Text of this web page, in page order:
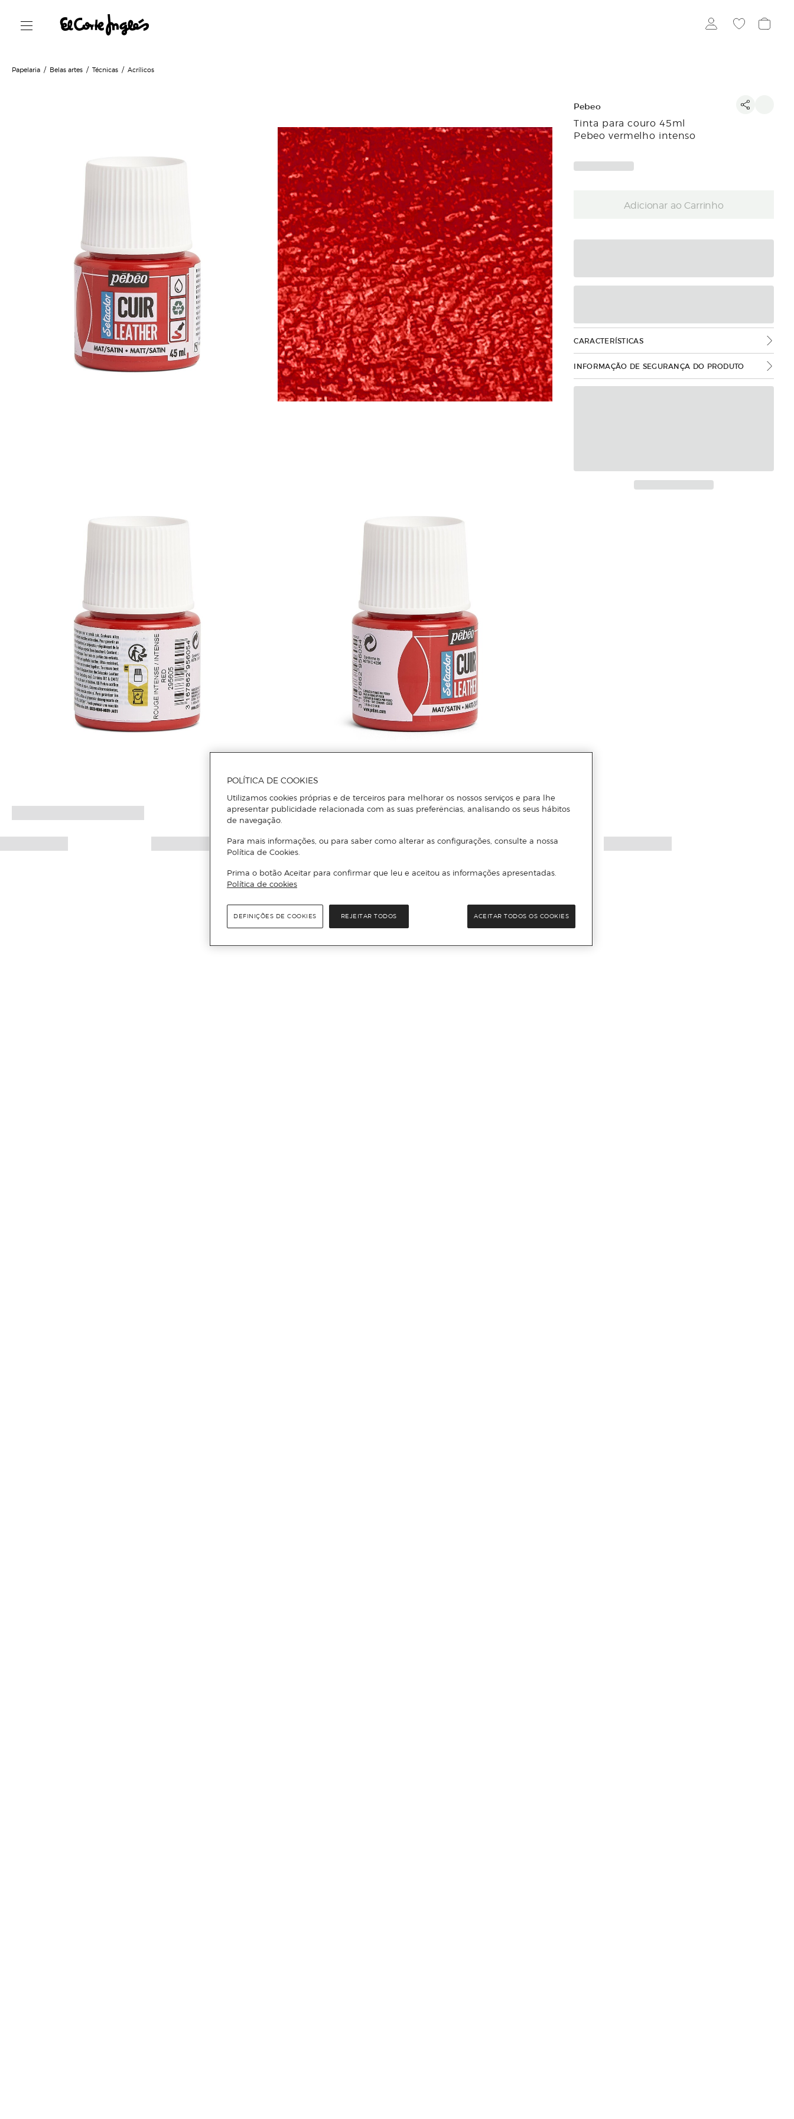
Papelaria Belas artes Técnicas Acrílicos
Pebeo
Tinta para couro 45ml
Pebeo vermelho intenso
Adicionar ao Carrinho
CARACTERÍSTICAS
INFORMAÇÃO DE SEGURANÇA DO PRODUTO
POLÍTICA DE COOKIES
Utilizamos cookies próprias e de terceiros para melhorar os nossos serviços e para lhe
apresentar publicidade relacionada com as suas preferências, analisando os seus hábitos
de navegação.
Para mais informações, ou para saber como alterar as configurações, consulte a nossa
Política de Cookies.
Prima o botão Aceitar para confirmar que leu e aceitou as informações apresentadas.
Política de cookies
REJEITAR TODOS ACEITAR TODOS OS COOKIES
DEFINIÇÕES DE COOKIES